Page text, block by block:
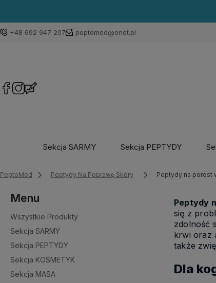
+48 692 947 207 peptomed@onet.pl
Sekcja SARMY Sekcja PEPTYDY
PeptoMed Peptydy Na Poprawę Skóry Peptydy na porost
Menu
Wszystkie Produkty
Sekcja SARMY
Sekcja PEPTYDY
Sekcja KOSMETYK
Sekcja MASA
Peptydy
się z
zdolność
krwi oraz
także
Dla